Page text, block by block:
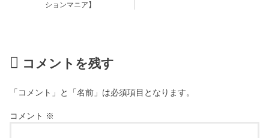
ションマニア】
コメントを残す
「コメント」と「名前」は必須項目となります。
コメント ※